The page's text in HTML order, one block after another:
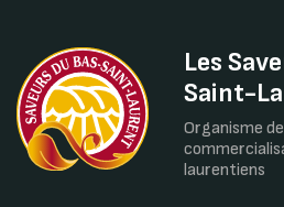
Les
Saint-
Organisme
laurentiens